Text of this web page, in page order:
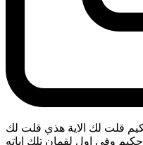
قلت لك الاية هذي قلت لك
وفي اول لقمان تلك اياته